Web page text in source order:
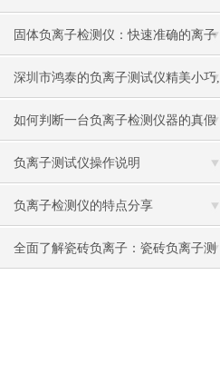
力空气质量监测
固体负离子检测仪：快速准确的离子
检测解决方案
深圳市鸿泰的负离子测试仪精美小巧,
方便携带
如何判断一台负离子检测仪器的真假
负离子测试仪操作说明
负离子检测仪的特点分享
全面了解瓷砖负离子：瓷砖负离子测